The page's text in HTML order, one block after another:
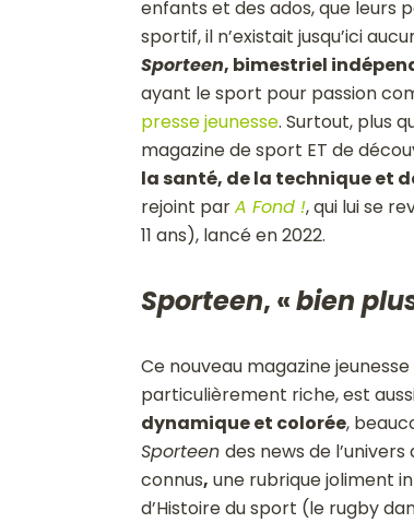
enfants et des ados, que leurs
sportif, il n’existait jusqu’ici
Sporteen, bimestriel
ayant le sport pour passion
presse jeunesse. Surtout, plus
magazine de sport ET de
la santé, de la technique et
rejoint parA Fond !, qui lui se
11 ans), lancé en 2022.
Sporteen, «bien
Ce nouveau magazine
particulièrement riche, est
dynamique et colorée,
Sporteen des news de
connus, une rubrique joliment
d’Histoire du sport (le rugby